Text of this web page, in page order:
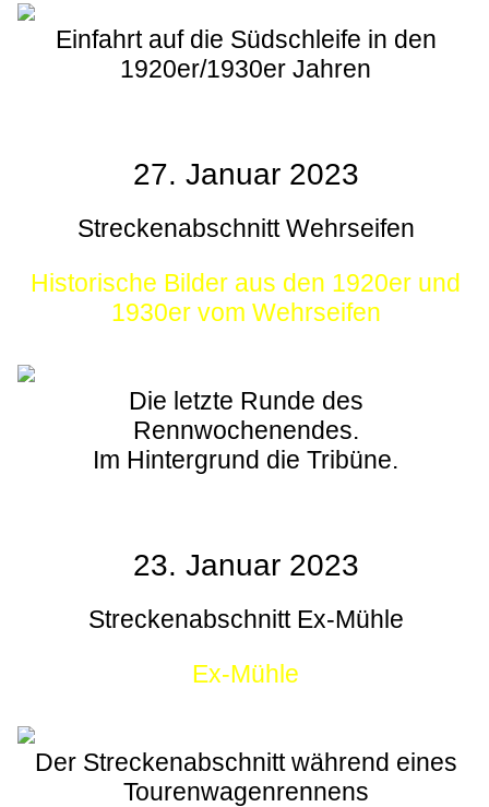
Einfahrt auf die Südschleife in den
1920er/1930er Jahren
27. Januar 2023
Streckenabschnitt Wehrseifen
Historische Bilder aus den 1920er und
1930er vom Wehrseifen
Die letzte Runde des
Rennwochenendes.
Im Hintergrund die Tribüne.
23. Januar 2023
Streckenabschnitt Ex-Mühle
Ex-Mühle
Der Streckenabschnitt während eines
Tourenwagenrennens